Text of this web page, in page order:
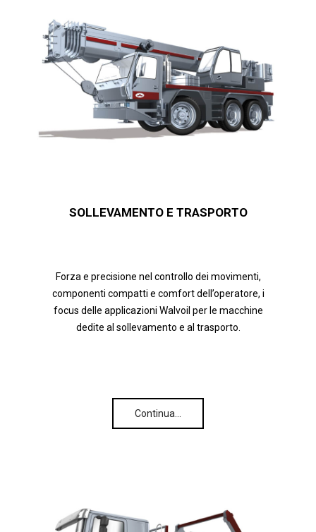
SOLLEVAMENTO E TRASPORTO
Forza e precisione nel controllo dei movimenti,
componenti compatti e comfort dell’operatore, i
focus delle applicazioni Walvoil per le macchine
dedite al sollevamento e al trasporto.
Continua…